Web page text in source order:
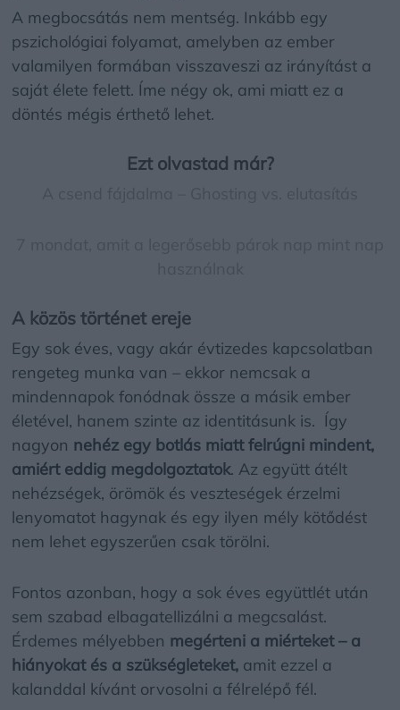
A megbocsátás nem mentség. Inkább egy
pszichológiai folyamat, amelyben az ember
valamilyen formában visszaveszi az irányítást a
saját élete felett. Íme négy ok, ami miatt ez a
döntés mégis érthető lehet.
Ezt olvastad már?
A közös történet ereje
Egy sok éves, vagy akár évtizedes kapcsolatban
rengeteg munka van – ekkor nemcsak a
mindennapok fonódnak össze a másik ember
életével, hanem szinte az identitásunk is. Így
nagyon nehéz egy botlás miatt felrúgni mindent,
amiért eddig megdolgoztatok. Az együtt átélt
nehézségek, örömök és veszteségek érzelmi
lenyomatot hagynak és egy ilyen mély kötődést
nem lehet egyszerűen csak törölni.
Fontos azonban, hogy a sok éves együttlét után
sem szabad elbagatellizálni a megcsalást.
Érdemes mélyebben megérteni a miérteket – a
hiányokat és a szükségleteket, amit ezzel a
kalanddal kívánt orvosolni a félrelépő fél.